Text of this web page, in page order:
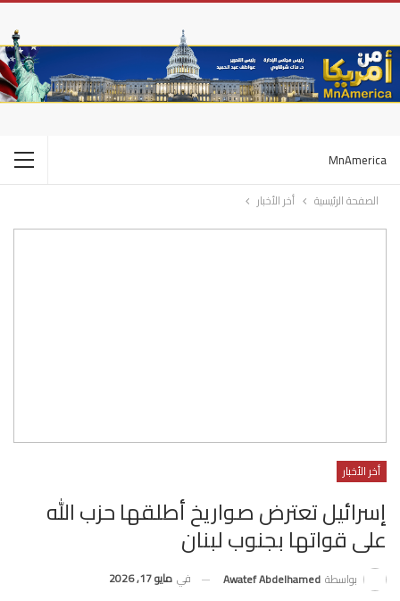
MnAmerica
الصفحة الرئيسية أخر الأخبار
أخر الأخبار
إسرائيل تعترض صواريخ أطلقها حزب الله
على قواتها بجنوب لبنان
بواسطة Awatef Abdelhamed في مايو 17, 2026